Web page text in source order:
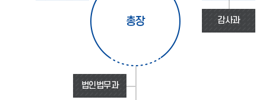
법인법무과
총장 감사과